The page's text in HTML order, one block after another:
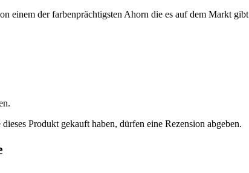
einem der farbenprächtigsten Ahorn die es auf dem Markt gibt
Produkt gekauft haben, dürfen eine Rezension abgeben.